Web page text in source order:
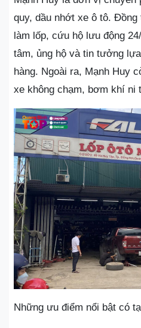
quy, dầu nhớt xe ô tô.
làm lốp, cứu hộ lưu động
tâm, ủng hộ và tin tưởng
hàng. Ngoài ra, Mạnh Huy
xe không chạm, bơm khí ni
Những ưu điểm nổi bật có